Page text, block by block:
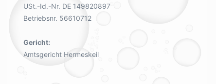
USt.-Id.-Nr. DE 149820897
Betriebsnr. 56610712
Gericht:
Amtsgericht Hermeskeil